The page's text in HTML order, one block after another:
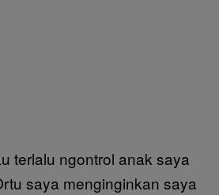
terlalu ngontrol anak saya
saya menginginkan saya